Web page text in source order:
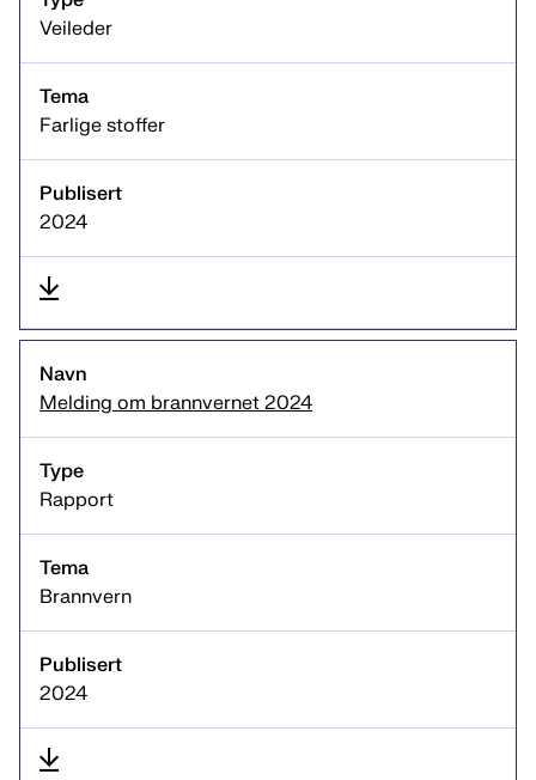
Veileder
Farlige stoffer
2024
Melding om brannvernet 2024
Rapport
Brannvern
2024